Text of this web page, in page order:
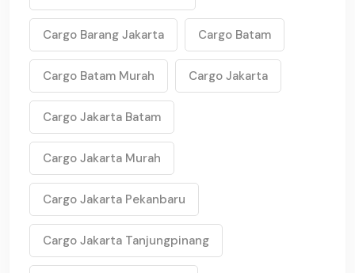
Cargo Barang Jakarta Cargo Batam
Cargo Batam Murah Cargo Jakarta
Cargo Jakarta Batam
Cargo Jakarta Murah
Cargo Jakarta Pekanbaru
Cargo Jakarta Tanjungpinang